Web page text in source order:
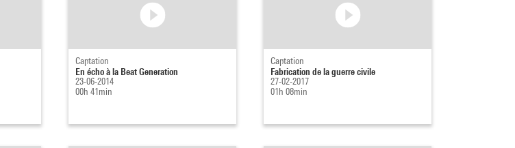
Captation
En écho à la Beat Generation
23-06-2014
00h 41min
Captation
Fabrication de la guerre civile
27-02-2017
01h 08min